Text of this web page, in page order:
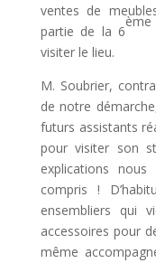
ventes de
partie de la 6
ème
visiter le lieu.
M. Soubrier,
de notre
futurs assistants
pour visiter son
explications nous
compris !
ensembliers qui
accessoires pour
même